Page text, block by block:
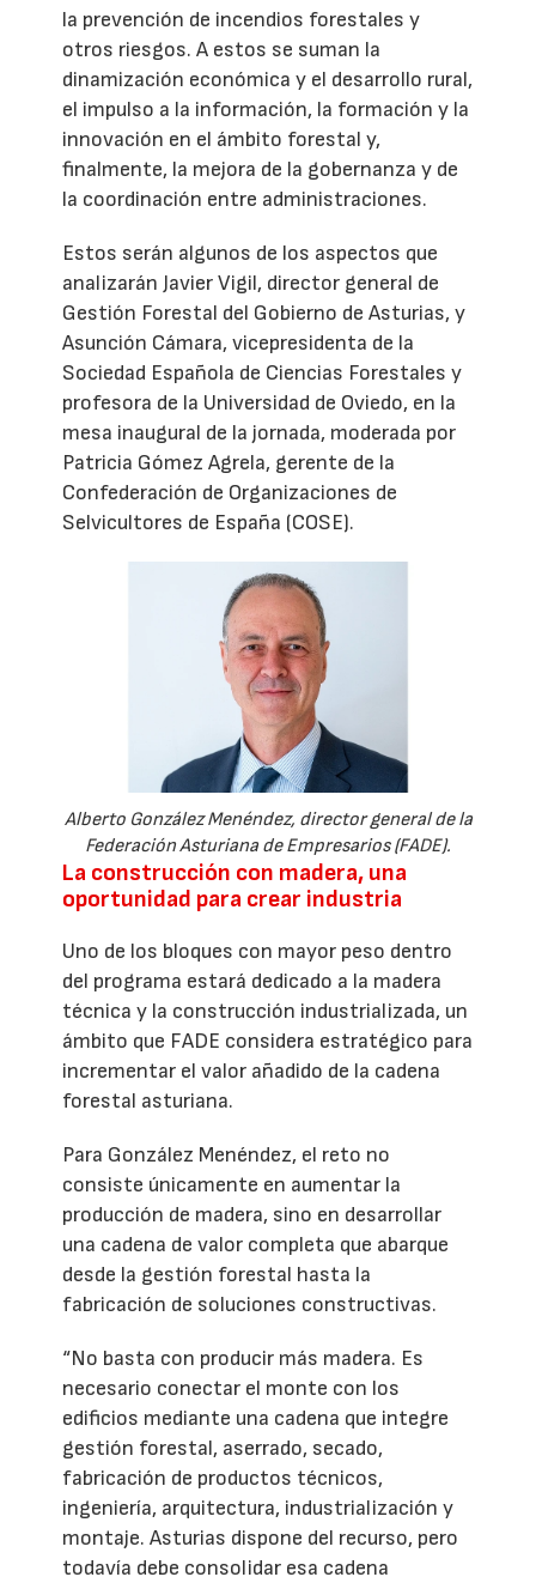
la prevención de incendios forestales y
otros riesgos. A estos se suman la
dinamización económica y el desarrollo rural,
el impulso a la información, la formación y la
innovación en el ámbito forestal y,
finalmente, la mejora de la gobernanza y de
la coordinación entre administraciones.
Estos serán algunos de los aspectos que
analizarán Javier Vigil, director general de
Gestión Forestal del Gobierno de Asturias, y
Asunción Cámara, vicepresidenta de la
Sociedad Española de Ciencias Forestales y
profesora de la Universidad de Oviedo, en la
mesa inaugural de la jornada, moderada por
Patricia Gómez Agrela, gerente de la
Confederación de Organizaciones de
Selvicultores de España (COSE).
Alberto González Menéndez, director general de la
Federación Asturiana de Empresarios (FADE).
La construcción con madera, una
oportunidad para crear industria
Uno de los bloques con mayor peso dentro
del programa estará dedicado a la madera
técnica y la construcción industrializada, un
ámbito que FADE considera estratégico para
incrementar el valor añadido de la cadena
forestal asturiana.
Para González Menéndez, el reto no
consiste únicamente en aumentar la
producción de madera, sino en desarrollar
una cadena de valor completa que abarque
desde la gestión forestal hasta la
fabricación de soluciones constructivas.
“No basta con producir más madera. Es
necesario conectar el monte con los
edificios mediante una cadena que integre
gestión forestal, aserrado, secado,
fabricación de productos técnicos,
ingeniería, arquitectura, industrialización y
montaje. Asturias dispone del recurso, pero
todavía debe consolidar esa cadena